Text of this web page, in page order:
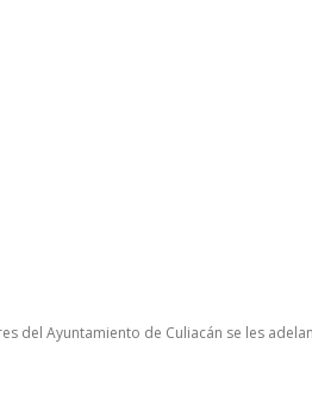
del Ayuntamiento de Culiacán se les